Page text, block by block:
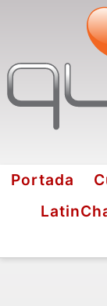
Portada